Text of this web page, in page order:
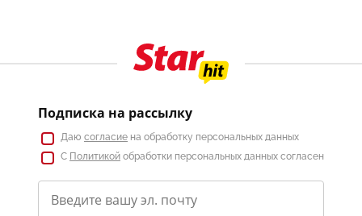
Подписка на рассылку
Даю согласие на обработку персональных данных
С Политикой обработки персональных данных согласен